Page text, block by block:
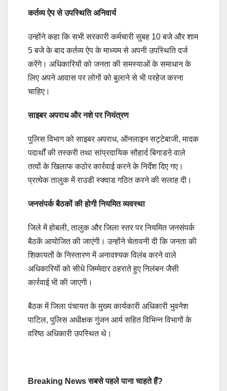
कर्तव्य ऐप से उपस्थिति अनिवार्य
उन्होंने कहा कि सभी सरकारी कर्मचारी सुबह 10 बजे और शाम
5 बजे के बाद कर्तव्य ऐप के माध्यम से अपनी उपस्थिति दर्ज
करेंगे। अधिकारियों को जनता की समस्याओं के समाधान के
लिए अपने आवास पर लोगों को बुलाने से भी परहेज करना
चाहिए।
साइबर अपराध और नशे पर नियंत्रण
पुलिस विभाग को साइबर अपराध, ऑनलाइन सट्टेबाजी, मादक
पदार्थों की तस्करी तथा सांप्रदायिक सौहार्द बिगाडऩे वाले
तत्वों के खिलाफ कठोर कार्रवाई करने के निर्देश दिए गए।
प्रत्येक तालुक में राउडी स्क्वाड गठित करने की सलाह दी।
जनसंपर्क बैठकों की होगी नियमित व्यवस्था
जिले में होबली, तालुक और जिला स्तर पर नियमित जनसंपर्क
बैठकें आयोजित की जाएंगी। उन्होंने चेतावनी दी कि जनता की
शिकायतों के निस्तारण में अनावश्यक विलंब करने वाले
अधिकारियों को सीधे जिम्मेदार ठहराते हुए निलंबन जैसी
कार्रवाई भी की जाएगी।
बैठक में जिला पंचायत के मुख्य कार्यकारी अधिकारी भुवनेश
पाटिल, पुलिस अधीक्षक गुंजन आर्य सहित विभिन्न विभागों के
वरिष्ठ अधिकारी उपस्थित थे।
Breaking News सबसे पहले पाना चाहते हैं?